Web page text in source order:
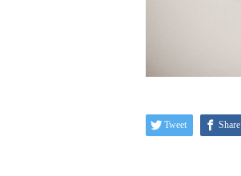
Tweet Share